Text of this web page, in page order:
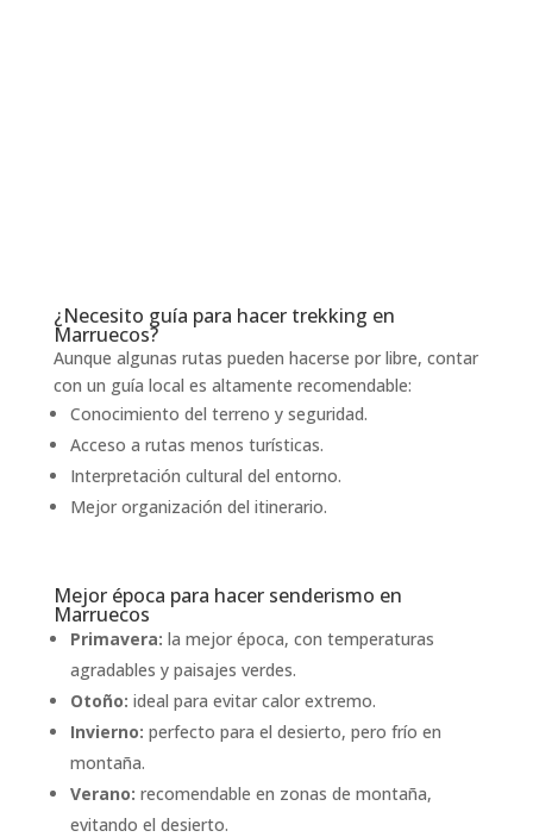
¿Necesito guía para hacer trekking en
Marruecos?
Aunque algunas rutas pueden hacerse por libre, contar
con un guía local es altamente recomendable:
Conocimiento del terreno y seguridad.
Acceso a rutas menos turísticas.
Interpretación cultural del entorno.
Mejor organización del itinerario.
Mejor época para hacer senderismo en
Marruecos
Primavera: la mejor época, con temperaturas
agradables y paisajes verdes.
Otoño: ideal para evitar calor extremo.
Invierno: perfecto para el desierto, pero frío en
montaña.
Verano: recomendable en zonas de montaña,
evitando el desierto.